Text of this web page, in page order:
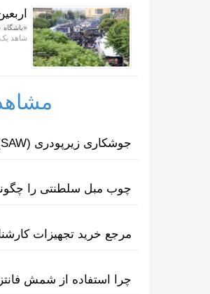
«باشگاه
شاهد یک
جوشکاری زیرپودری (SAW)؛ چرا سیم‌جوش و پودر مکمل یکدیگرند؟
چوب مبل سلطنتی را
مرجع خرید تجهیزات
چرا استفاده از شمش